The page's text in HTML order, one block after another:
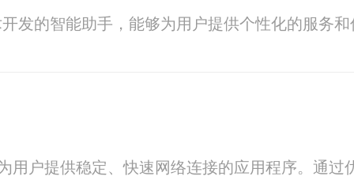
发的智能助手，能够为用户提供个性化的服务
用户提供稳定、快速网络连接的应用程序。通